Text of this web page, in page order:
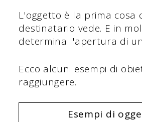
L'oggetto è la prima cosa
destinatario vede. E in
determina l'apertura di
Ecco alcuni esempi di
raggiungere.
Esempi di